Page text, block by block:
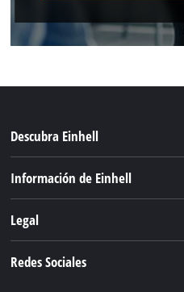
Descubra Einhell
Servicio
Información de Einhell
Legal
Redes Sociales